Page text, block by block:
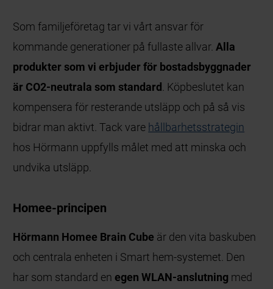
Som familjeföretag tar vi vårt ansvar för
kommande generationer på fullaste allvar.Alla
produkter som vi erbjuder för bostadsbyggnader
är CO2-neutrala som standard . Köpbeslutet kan
kompensera för resterande utsläpp och på så vis
bidrar man aktivt. Tack vare hållbarhetsstrategin
hos Hörmann uppfylls målet med att minska och
undvika utsläpp.
Homee-principen
Hörmann Homee Brain Cube är den vita baskuben
och centrala enheten i Smart hem-systemet. Den
har som standard en egen WLAN-anslutning med